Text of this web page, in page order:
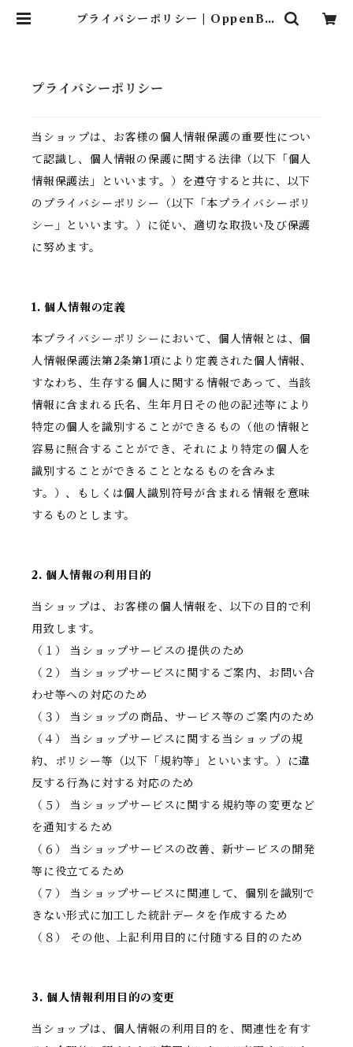
プライバシーポリシー | OppenBis
プライバシーポリシー
当ショップは、お客様の個人情報保護の重要性につい
て認識し、個人情報の保護に関する法律（以下「個人
情報保護法」といいます。）を遵守すると共に、以下
のプライバシーポリシー（以下「本プライバシーポリ
シー」といいます。）に従い、適切な取扱い及び保護
に努めます。
1. 個人情報の定義
本プライバシーポリシーにおいて、個人情報とは、個
人情報保護法第2条第1項により定義された個人情報、
すなわち、生存する個人に関する情報であって、当該
情報に含まれる氏名、生年月日その他の記述等により
特定の個人を識別することができるもの（他の情報と
容易に照合することができ、それにより特定の個人を
識別することができることとなるものを含みま
す。）、もしくは個人識別符号が含まれる情報を意味
するものとします。
2. 個人情報の利用目的
当ショップは、お客様の個人情報を、以下の目的で利
用致します。
（１） 当ショップサービスの提供のため
（２） 当ショップサービスに関するご案内、お問い合
わせ等への対応のため
（３） 当ショップの商品、サービス等のご案内のため
（４） 当ショップサービスに関する当ショップの規
約、ポリシー等（以下「規約等」といいます。）に違
反する行為に対する対応のため
（５） 当ショップサービスに関する規約等の変更など
を通知するため
（６） 当ショップサービスの改善、新サービスの開発
等に役立てるため
（７） 当ショップサービスに関連して、個別を識別で
きない形式に加工した統計データを作成するため
（８） その他、上記利用目的に付随する目的のため
3. 個人情報利用目的の変更
当ショップは、個人情報の利用目的を、関連性を有す